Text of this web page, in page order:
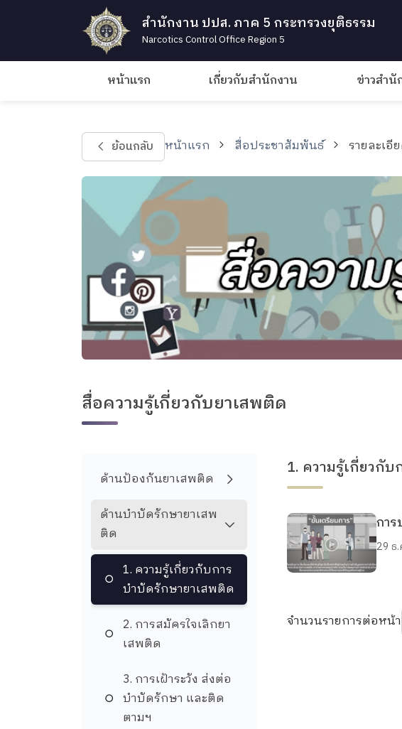
สำนักงาน ปปส. ภาค 5 กระทรวงยุติธรรม
Narcotics Control Office Region 5
หน้าแรก เกี่ยวกับสำนักงาน ข่าวสำนั
ย้อนกลับ หน้าแรก สื่อประชาสัมพันธ์ รายละเอี
สื่อความรู้เกี่ยวกับยาเสพติด
ด้านป้องกันยาเสพติด
ด้านบำบัดรักษายาเสพ
ติด
1. ความรู้เกี่ยวกับการ
บำบัดรักษายาเสพติด
2. การสมัครใจเลิกยา
เสพติด
3. การเฝ้าระวัง ส่งต่อ
บำบัดรักษา และติด
ตามฯ
1. ความรู้เกี่ยวกั
กา
29 ธ
จำนวนรายการต่อหน้า